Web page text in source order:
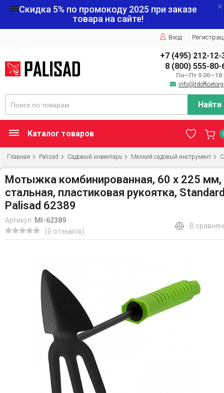
Скидка 5% по промокоду 2025 при заказе
товара на сайте!
Вход
+7 (495) 212-12-
8 (800) 555-80-
Пн—Пт
Найти
Каталог товаров
Главная Palisad Садовый инвентарь Мелкий садовый инструмент
Мотыжка комбинированная, 60 х 225 мм,
стальная, пластиковая рукоятка,
Palisad 62389
Артикул: MI-62389
(0 отзывов)
В